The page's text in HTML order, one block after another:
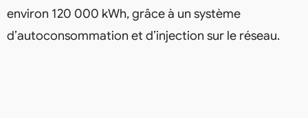
environ 120 000 kWh, grâce à un système
d’autoconsommation et d’injection sur le réseau.